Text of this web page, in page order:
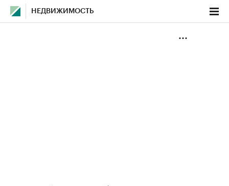
НЕДВИЖИМОСТЬ